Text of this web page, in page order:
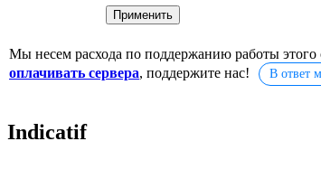
Мы несем расхода по поддержанию работы этого
оплачивать сервера, поддержите нас! В ответ
Indicatif